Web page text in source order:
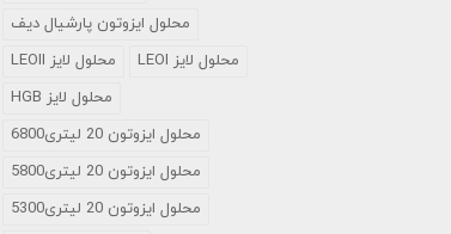
محلول ايزوتون پارشيال ديف
LEOII محلول لایز
LEOI محلول لایز
HGB محلول لایز
محلول ایزوتون 20 لیتری6800
محلول ایزوتون 20 لیتری5800
محلول ایزوتون 20 لیتری5300